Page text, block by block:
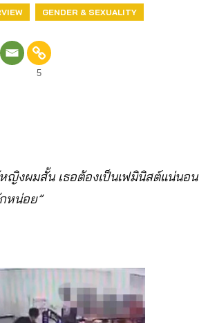
GENDER & SEXUALITY
5
ญิงผมสั้น เธอต้องเป็นเฟมินิสต์แน่นอน
หน่อย”